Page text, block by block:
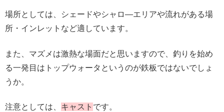
場所としては、シェードやシャロ―エリアや流れがある場
所・インレットなど適しています。
また、マズメは激熱な場面だと思いますので、釣りを始め
る一発目はトップウォータというのが鉄板ではないでしょ
うか。
注意としては、 キャスト です。